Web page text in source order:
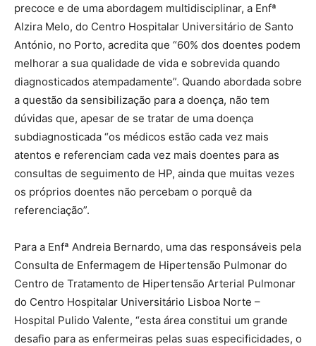
precoce e de uma abordagem multidisciplinar, a Enfª
Alzira Melo, do Centro Hospitalar Universitário de Santo
António, no Porto, acredita que “60% dos doentes podem
melhorar a sua qualidade de vida e sobrevida quando
diagnosticados atempadamente”. Quando abordada sobre
a questão da sensibilização para a doença, não tem
dúvidas que, apesar de se tratar de uma doença
subdiagnosticada “os médicos estão cada vez mais
atentos e referenciam cada vez mais doentes para as
consultas de seguimento de HP, ainda que muitas vezes
os próprios doentes não percebam o porquê da
referenciação”.
Para a Enfª Andreia Bernardo, uma das responsáveis pela
Consulta de Enfermagem de Hipertensão Pulmonar do
Centro de Tratamento de Hipertensão Arterial Pulmonar
do Centro Hospitalar Universitário Lisboa Norte –
Hospital Pulido Valente, “esta área constitui um grande
desafio para as enfermeiras pelas suas especificidades, o